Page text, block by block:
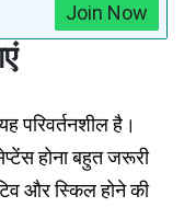
Join Now
परिवर्तनशील है।
होना बहुत जरूरी
और स्किल होने की